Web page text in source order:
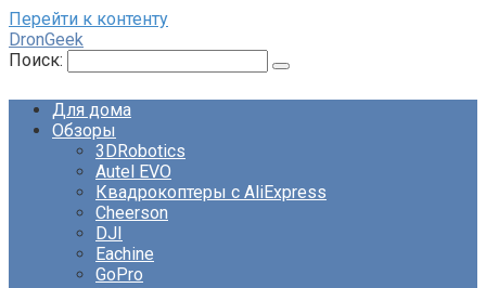
Перейти к контенту
DronGeek
Поиск:
Для дома
Обзоры
3DRobotics
Autel EVO
Квадрокоптеры с AliExpress
Cheerson
DJI
Eachine
GoPro